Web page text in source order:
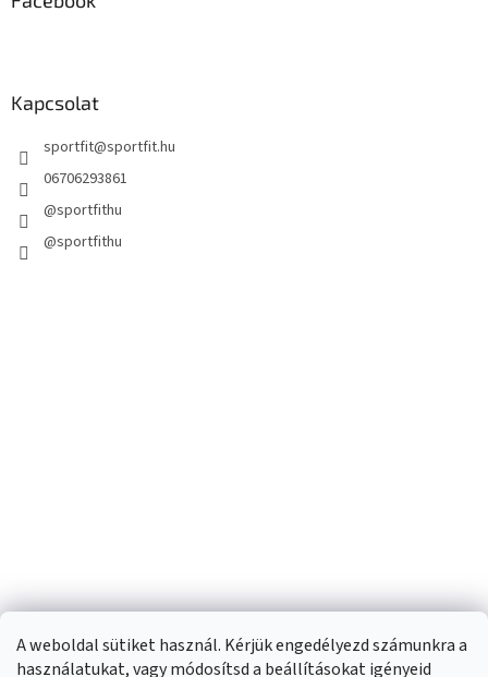
A weboldal sütiket használ. Kérjük engedélyezd számunkra a
használatukat, vagy módosítsd a beállításokat igényeid
Kapcsolat
sportfit@sportfit.hu
06706293861
@sportfithu
@sportfithu